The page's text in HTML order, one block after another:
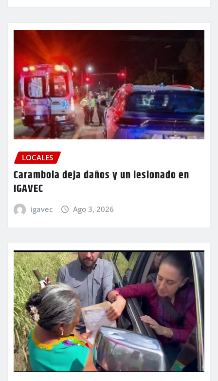
LOCALES
Carambola deja daños y un lesionado en
IGAVEC
igavec Ago 3, 2026